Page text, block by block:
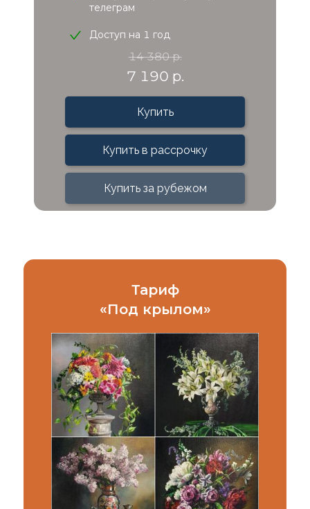
телеграм
Доступ на 1 год
14 380 р.
7 190 р.
Купить
Купить в рассрочку
Купить за рубежом
Тариф
«Под крылом»